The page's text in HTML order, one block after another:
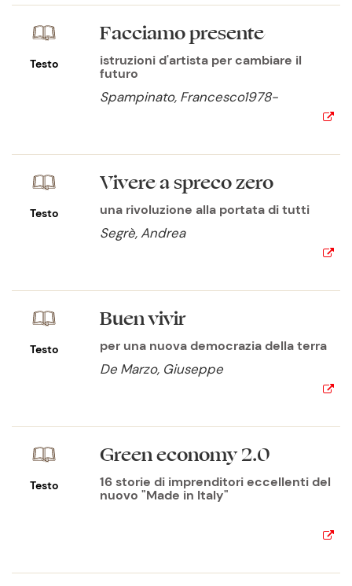
Testo
Facciamo presente
istruzioni d'artista per cambiare il
futuro
Spampinato, Francesco1978-
Testo
Vivere a spreco zero
una rivoluzione alla portata di tutti
Segrè, Andrea
Testo
Buen vivir
per una nuova democrazia della terra
De Marzo, Giuseppe
Testo
Green economy 2.0
16 storie di imprenditori eccellenti del
nuovo "Made in Italy"